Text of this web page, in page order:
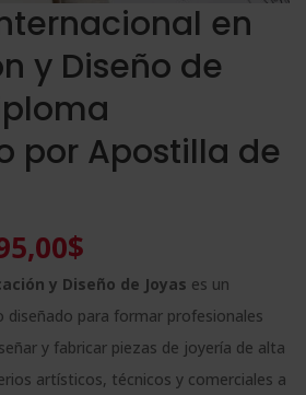
en
y Diseño de
por Apostilla de
$
precio
actual
es:
595,00$.
y Diseño de Joyas es un
diseñado para formar profesionales
y fabricar piezas de joyería de alta
artísticos, técnicos y comerciales a